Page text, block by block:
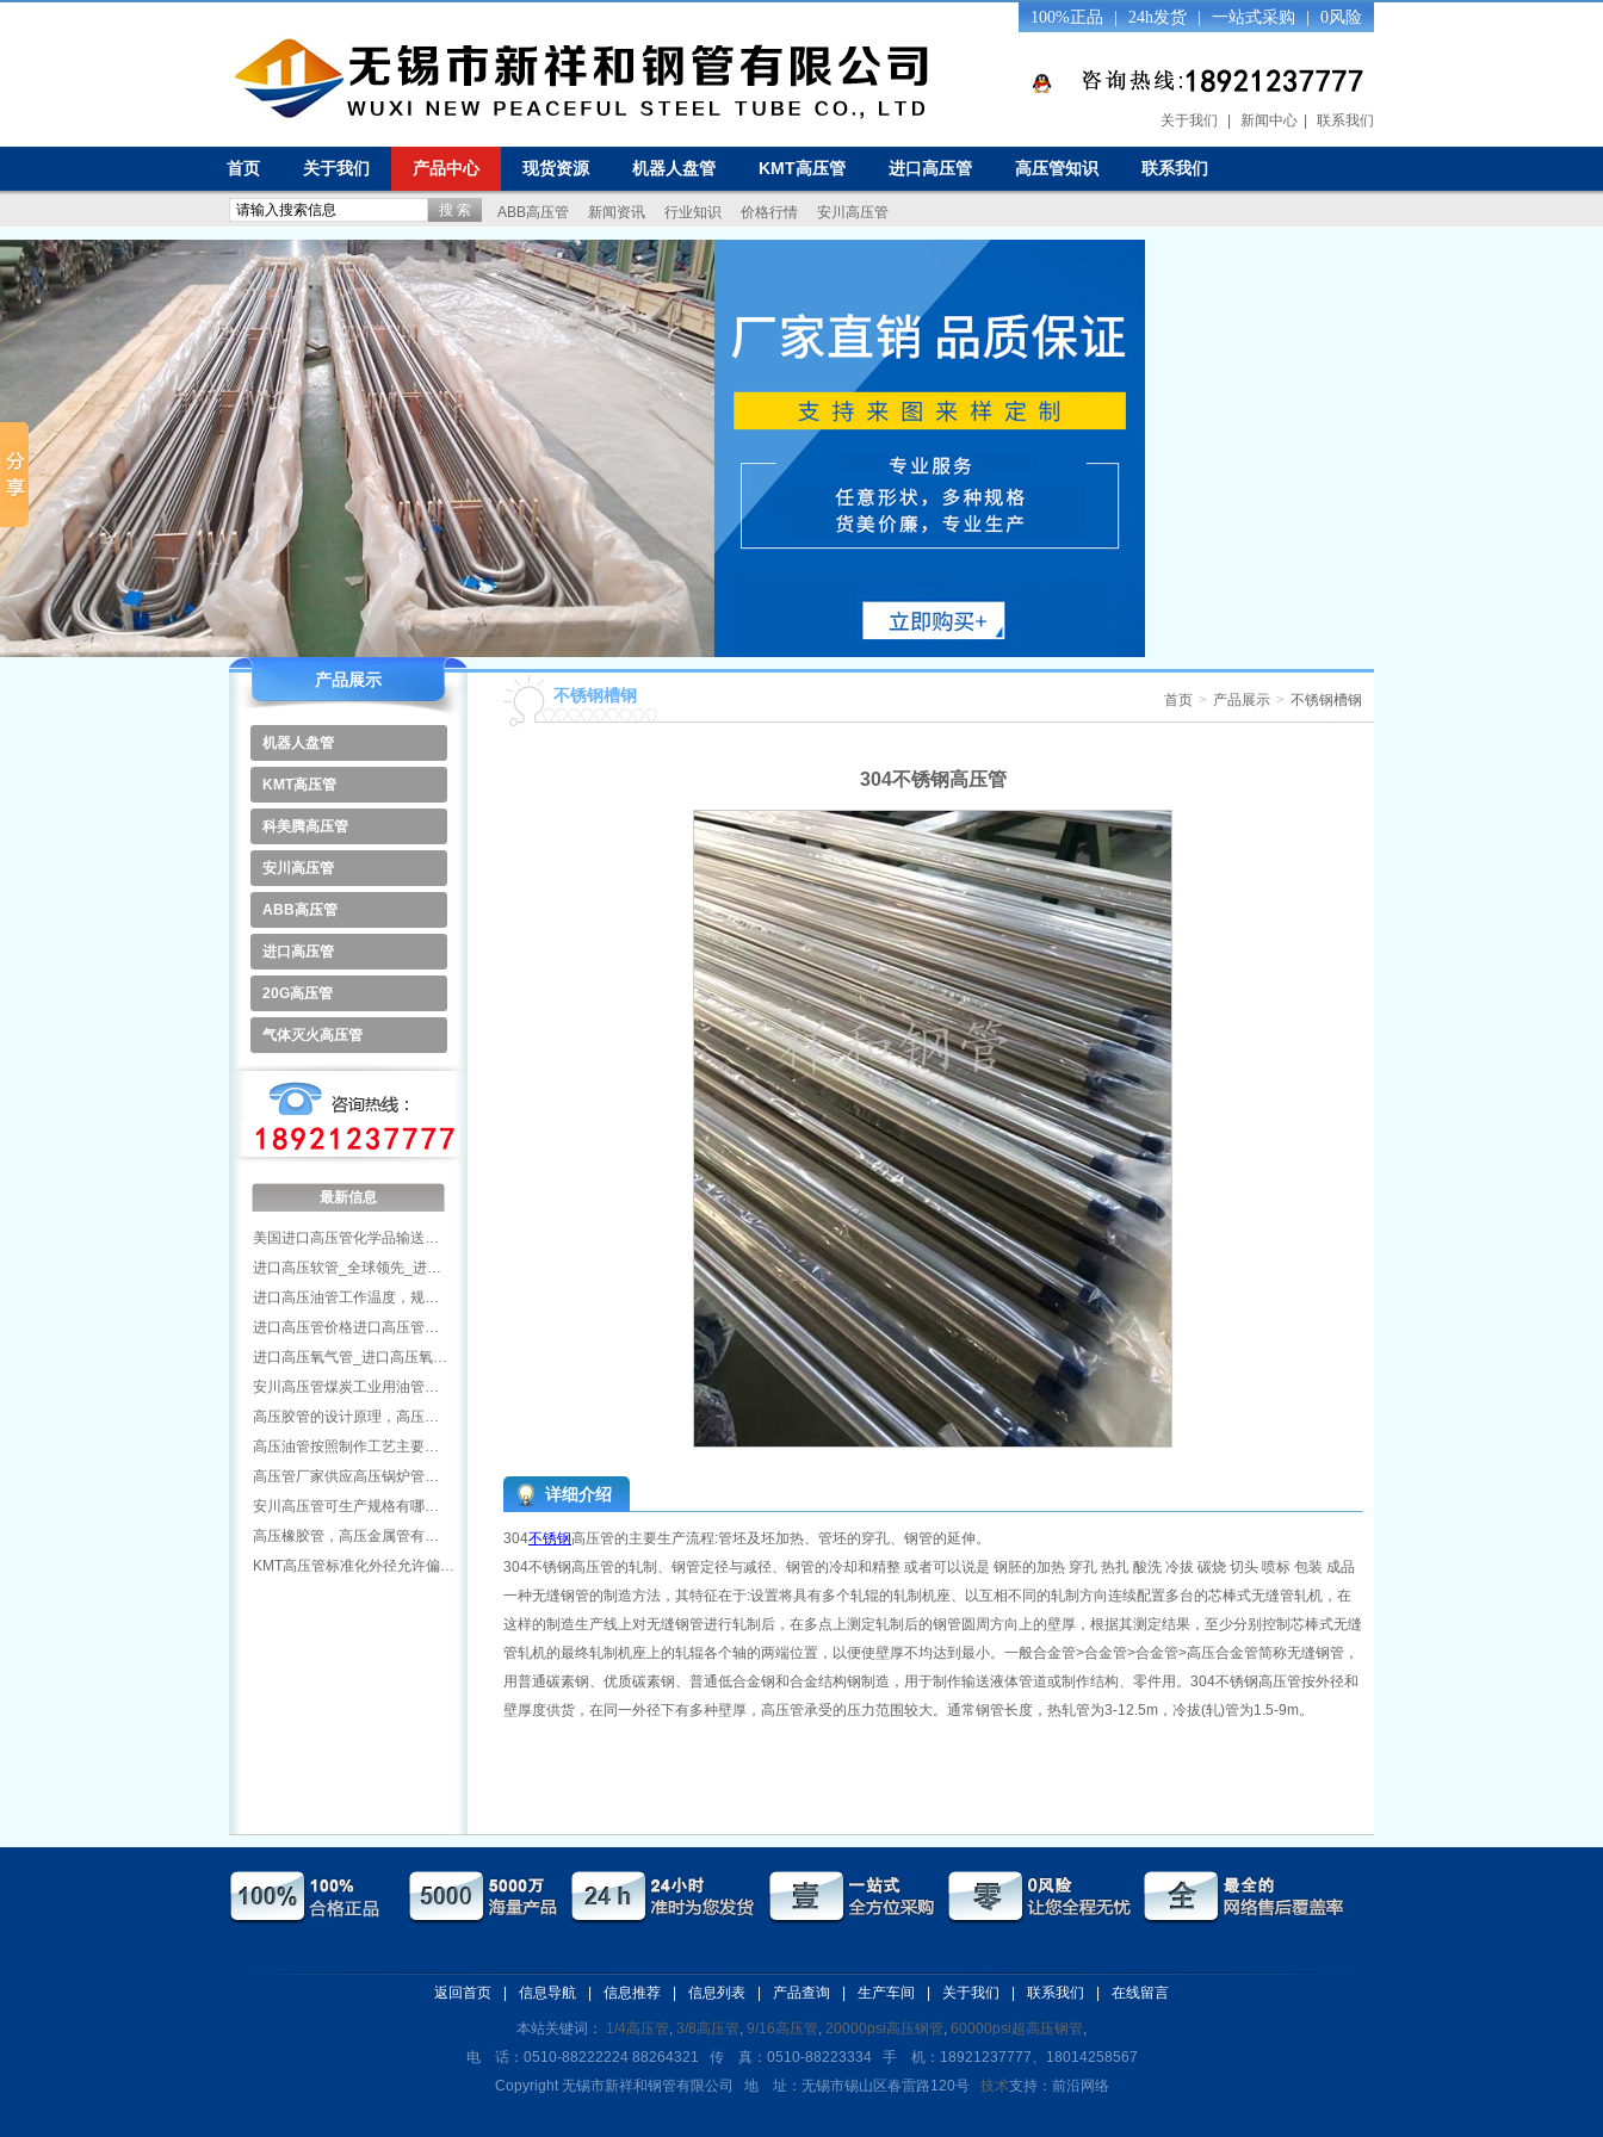
关于我们 新闻中心 联系我们
100%正品 24h发货 一站式采购 0风险
首页 关于我们 产品中心 现货资源 机器人盘管 KMT高压管 进口高压管 高压管知识 联系我们
ABB高压管 新闻资讯 行业知识 价格行情 安川高压管
产品展示
机器人盘管
KMT高压管
科美腾高压管
安川高压管
ABB高压管
进口高压管
20G高压管
气体灭火高压管
最新信息
美国进口高压管化学品输送…
进口高压软管_全球领先_进…
进口高压油管工作温度，规…
进口高压管价格进口高压管…
进口高压氧气管_进口高压氧…
安川高压管煤炭工业用油管…
高压胶管的设计原理，高压…
高压油管按照制作工艺主要…
高压管厂家供应高压锅炉管…
安川高压管可生产规格有哪…
高压橡胶管，高压金属管有…
KMT高压管标准化外径允许偏…
不锈钢槽钢 首页 > 产品展示 > 不锈钢槽钢
304不锈钢高压管
详细介绍
304不锈钢高压管的主要生产流程:管坯及坯加热、管坯的穿孔、钢管的延伸。
304不锈钢高压管的轧制、钢管定径与减径、钢管的冷却和精整 或者可以说是 钢胚的加热 穿孔 热扎 酸洗 冷拔 碳烧 切头 喷标 包装 成品
一种无缝钢管的制造方法，其特征在于:设置将具有多个轧辊的轧制机座、以互相不同的轧制方向连续配置多台的芯棒式无缝管轧机，在
这样的制造生产线上对无缝钢管进行轧制后，在多点上测定轧制后的钢管圆周方向上的壁厚，根据其测定结果，至少分别控制芯棒式无缝
管轧机的最终轧制机座上的轧辊各个轴的两端位置，以便使壁厚不均达到最小。一般合金管>合金管>合金管>高压合金管简称无缝钢管，
用普通碳素钢、优质碳素钢、普通低合金钢和合金结构钢制造，用于制作输送液体管道或制作结构、零件用。304不锈钢高压管按外径和
壁厚度供货，在同一外径下有多种壁厚，高压管承受的压力范围较大。通常钢管长度，热轧管为3-12.5m，冷拔(轧)管为1.5-9m。
返回首页 信息导航 信息推荐 信息列表 产品查询 生产车间 关于我们 联系我们 在线留言
本站关键词： 1/4高压管, 3/8高压管, 9/16高压管, 20000psi高压钢管, 60000psi超高压钢管,
电 话：0510-88222224 88264321 传 真：0510-88223334 手 机：18921237777、18014258567
Copyright 无锡市新祥和钢管有限公司 地 址：无锡市锡山区春雷路120号 技术支持：前沿网络